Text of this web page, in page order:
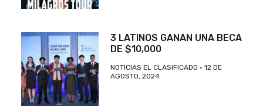
3 LATINOS GANAN UNA BECA
DE $10,000
NOTICIAS EL CLASIFICADO
12 DE
AGOSTO, 2024